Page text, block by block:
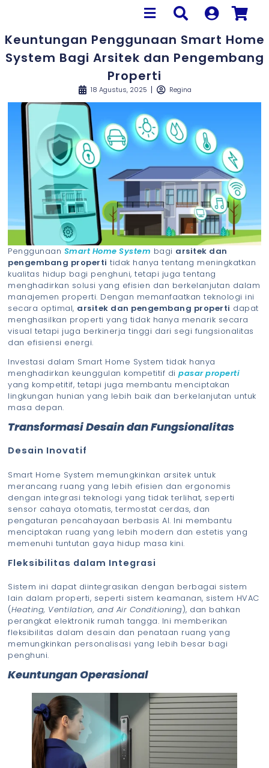
Keuntungan Penggunaan Smart Home
System Bagi Arsitek dan Pengembang
Properti
18 Agustus, 2025 Regina
Penggunaan Smart Home System bagi arsitek dan
pengembang properti tidak hanya tentang meningkatkan
kualitas hidup bagi penghuni, tetapi juga tentang
menghadirkan solusi yang efisien dan berkelanjutan dalam
manajemen properti. Dengan memanfaatkan teknologi ini
secara optimal, arsitek dan pengembang properti dapat
menghasilkan properti yang tidak hanya menarik secara
visual tetapi juga berkinerja tinggi dari segi fungsionalitas
dan efisiensi energi.
Investasi dalam Smart Home System tidak hanya
menghadirkan keunggulan kompetitif dipasar properti
yang kompetitif, tetapi juga membantu menciptakan
lingkungan hunian yang lebih baik dan berkelanjutan untuk
masa depan.
Transformasi Desain dan Fungsionalitas
Desain Inovatif
Smart Home System memungkinkan arsitek untuk
merancang ruang yang lebih efisien dan ergonomis
dengan integrasi teknologi yang tidak terlihat, seperti
sensor cahaya otomatis, termostat cerdas, dan
pengaturan pencahayaan berbasis AI. Ini membantu
menciptakan ruang yang lebih modern dan estetis yang
memenuhi tuntutan gaya hidup masa kini.
Fleksibilitas dalam Integrasi
Sistem ini dapat diintegrasikan dengan berbagai sistem
lain dalam properti, seperti sistem keamanan, sistem HVAC
(Heating, Ventilation, and Air Conditioning), dan bahkan
perangkat elektronik rumah tangga. Ini memberikan
fleksibilitas dalam desain dan penataan ruang yang
memungkinkan personalisasi yang lebih besar bagi
penghuni.
Keuntungan Operasional